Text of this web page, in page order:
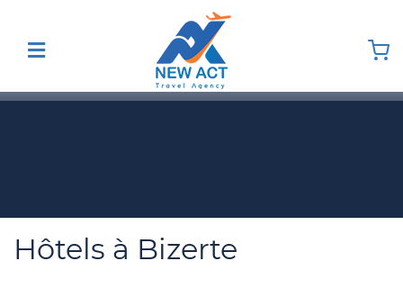
Hôtels à Bizerte